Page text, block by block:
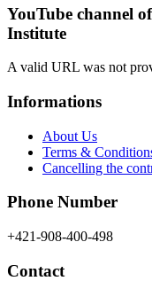
YouTube channel
Institute
A valid URL was not
Informations
About Us
Terms &
Cancelling the
Phone Number
+421-908-400-498
Contact